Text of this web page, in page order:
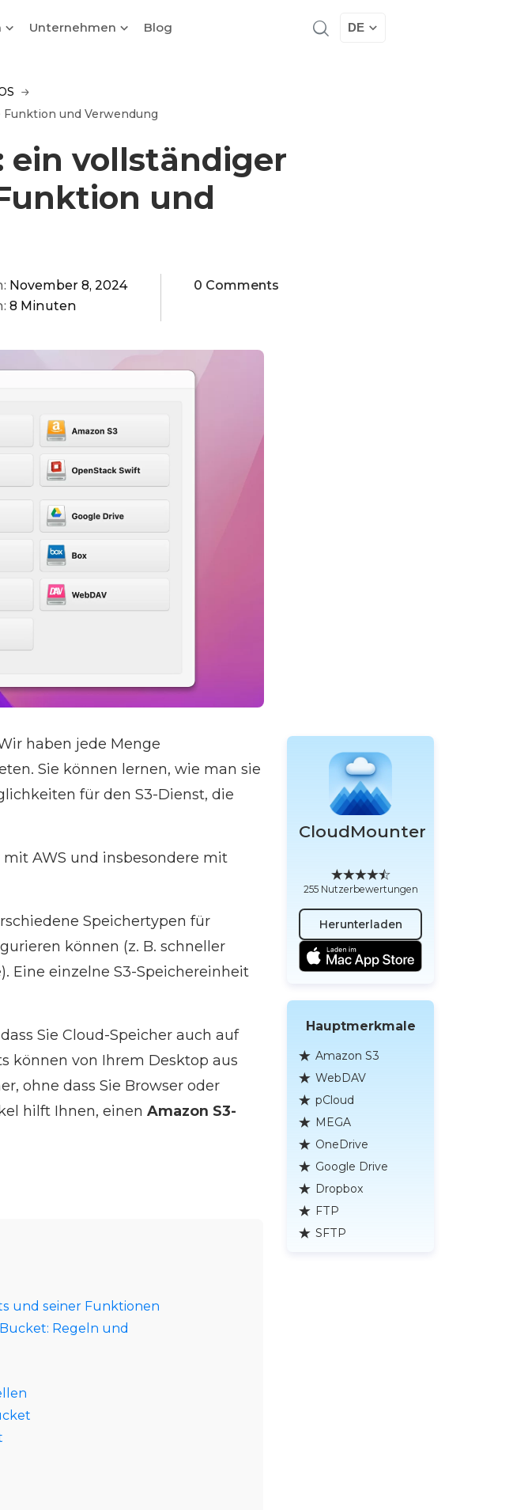
Unternehmen Blog DE
und Verwendung
ein vollständiger
und
November 8, 2024
8 Minuten
0 Comments
haben jede Menge
Sie können lernen, wie man sie
für den S3-Dienst, die
AWS und insbesondere mit
Speichertypen für
können (z. B. schneller
Eine einzelne S3-Speichereinheit
Sie Cloud-Speicher auch auf
können von Ihrem Desktop aus
ohne dass Sie Browser oder
hilft Ihnen, einenAmazon S3-
und seiner Funktionen
Regeln und
CloudMounter
255 Nutzerbewertungen
Herunterladen
Hauptmerkmale
Amazon S3
WebDAV
pCloud
MEGA
OneDrive
Google Drive
Dropbox
FTP
SFTP